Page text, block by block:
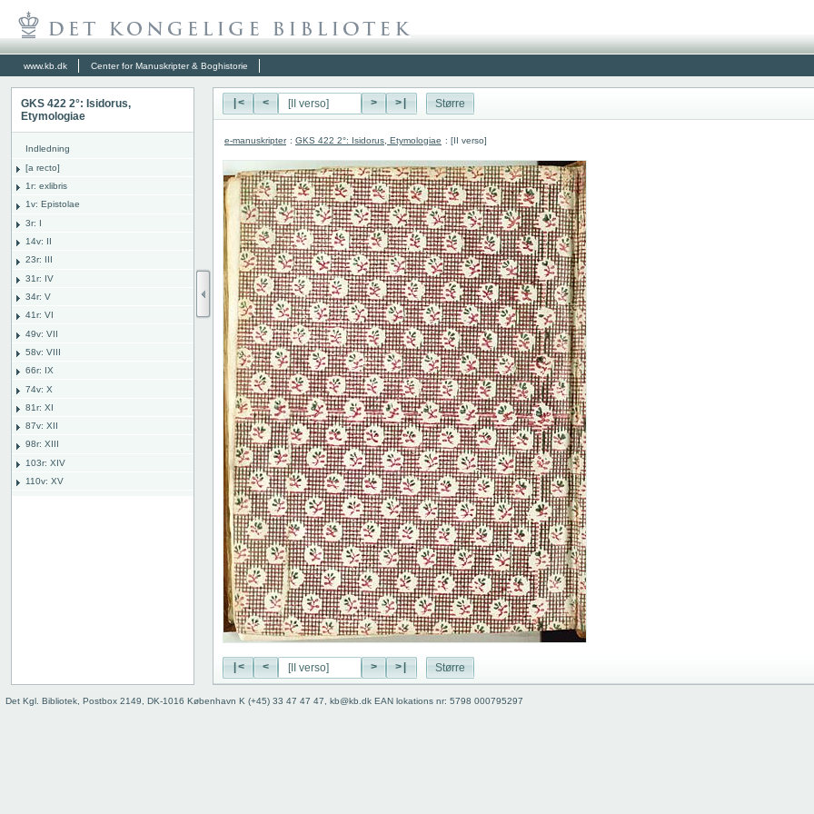
www.kb.dk Center for Manuskripter & Boghistorie
GKS 422 2°: Isidorus,
Etymologiae
Indledning
[a recto]
1r: exlibris
1v: Epistolae
3r: I
14v: II
23r: III
31r: IV
34r: V
41r: VI
49v: VII
58v: VIII
66r: IX
74v: X
81r: XI
87v: XII
98r: XIII
103r: XIV
110v: XV
[II verso]
Bind
|< < > >| Større
e-manuskripter : GKS 422 2°: Isidorus, Etymologiae : [II verso]
|< < > >| Større
Det Kgl. Bibliotek, Postbox 2149, DK-1016 København K (+45) 33 47 47 47, kb@kb.dk EAN lokations nr: 5798 000795297